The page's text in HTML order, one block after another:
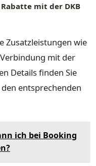
mit der DKB
Zusatzleistungen wie
mit der
Details finden Sie
entsprechenden
ich bei Booking